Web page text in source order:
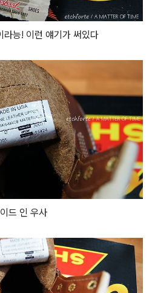
라능! 이런 얘기가 써있다
드 인 우사